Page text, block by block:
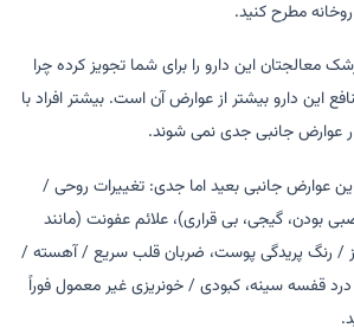
مطرح کنید.
معالجتان این دارو را برای شما تجویز کرده چرا
این دارو بیشتر از عوارض آن است. بیشتر افراد با
عوارض جانبی جدی نمی شوند.
عوارض جانبی بعید اما جدی: تغییرات روحی /
بودن، گیجی، بی قراری)، علائم عفونت (مانند
/ رنگ پریدگی پوست، ضربان قلب سریع / آهسته /
درد قفسه سینه، کبودی / خونریزی غیر معمول فوراً